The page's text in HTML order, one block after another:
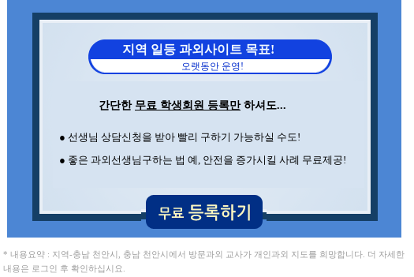
지역 일등 과외사이트 목표!
오랫동안 운영!
간단한 무료 학생회원 등록만하셔도...
● 선생님 상담신청을 받아 빨리 구하기 가능하실 수도!
● 좋은 과외선생님구하는 법 예, 안전을 증가시킬 사례 무료제공!
* 내용요약 : 지역-충남 천안시, 충남 천안시에서 방문과외 교사가 개인과외 지도를 희망합니다. 더 자세한
내용은 로그인 후 확인하십시요.